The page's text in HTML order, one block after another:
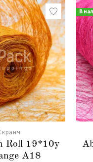
Roll 19*10y
А18
В